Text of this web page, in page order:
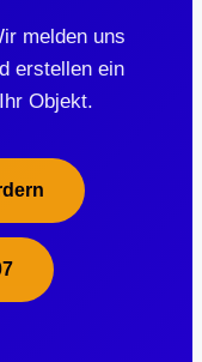
melden uns
erstellen ein
Objekt.